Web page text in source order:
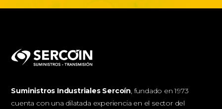
Suministros Industriales Sercoín, fundado en 1973
cuenta con una dilatada experiencia en el sector del